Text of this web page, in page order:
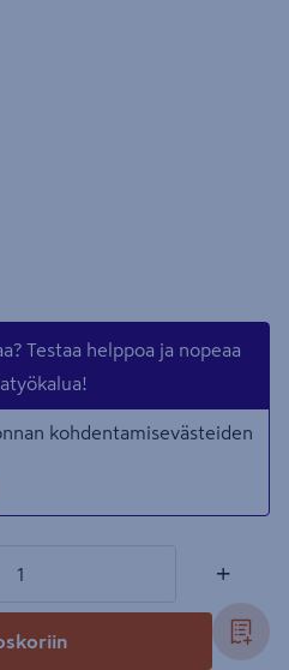
Testaa helppoa ja nopeaa
kohdentamisevästeiden
+